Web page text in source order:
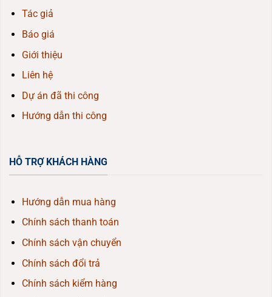
Tác giả
Báo giá
Giới thiệu
Liên hệ
Dự án đã thi công
Hướng dẫn thi công
HỖ TRỢ KHÁCH HÀNG
Hướng dẫn mua hàng
Chính sách thanh toán
Chính sách vận chuyển
Chính sách đổi trả
Chính sách kiểm hàng